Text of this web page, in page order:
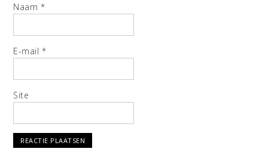
Naam *
E-mail *
Site